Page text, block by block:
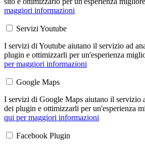
maggiori informazioni
Servizi Youtube
I servizi di Youtube aiutano il servizio ad
plugin e ottimizzarli per un'esperienza
per maggiori informazioni
Google Maps
I servizi di Google Maps aiutano il servizio
dei plugin e ottimizzarli per un'esperienza
qui per maggiori informazioni
Facebook Plugin